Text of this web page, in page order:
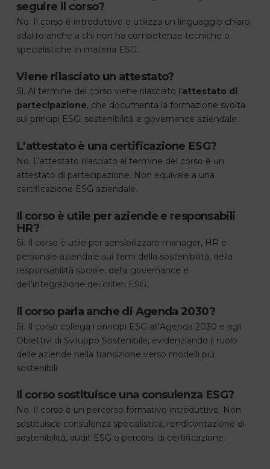
seguire il corso?
No. Il corso è introduttivo e utilizza un linguaggio chiaro,
adatto anche a chi non ha competenze tecniche o
specialistiche in materia ESG.
Viene rilasciato un attestato?
Sì. Al termine del corso viene rilasciato l’attestato di
partecipazione, che documenta la formazione svolta
sui principi ESG, sostenibilità e governance aziendale.
L’attestato è una certificazione ESG?
No. L’attestato rilasciato al termine del corso è un
attestato di partecipazione. Non equivale a una
certificazione ESG aziendale.
Il corso è utile per aziende e responsabili
HR?
Sì. Il corso è utile per sensibilizzare manager, HR e
personale aziendale sui temi della sostenibilità, della
responsabilità sociale, della governance e
dell’integrazione dei criteri ESG.
Il corso parla anche di Agenda 2030?
Sì. Il corso collega i principi ESG all’Agenda 2030 e agli
Obiettivi di Sviluppo Sostenibile, evidenziando il ruolo
delle aziende nella transizione verso modelli più
sostenibili.
Il corso sostituisce una consulenza ESG?
No. Il corso è un percorso formativo introduttivo. Non
sostituisce consulenza specialistica, rendicontazione di
sostenibilità, audit ESG o percorsi di certificazione.